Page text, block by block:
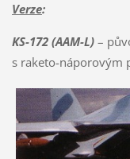
Verze:
KS-172 (AAM-L)–
s raketo-náporovým